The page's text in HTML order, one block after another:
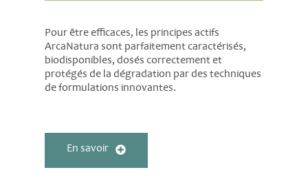
Pour être efficaces, les principes actifs
ArcaNatura sont parfaitement caractérisés,
biodisponibles, dosés correctement et
protégés de la dégradation par des techniques
de formulations innovantes.
En savoir